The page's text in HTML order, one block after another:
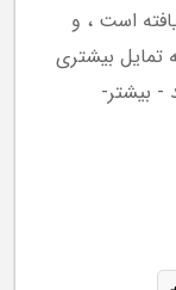
است ، و
تمایل بیشتری
- بیشتر-